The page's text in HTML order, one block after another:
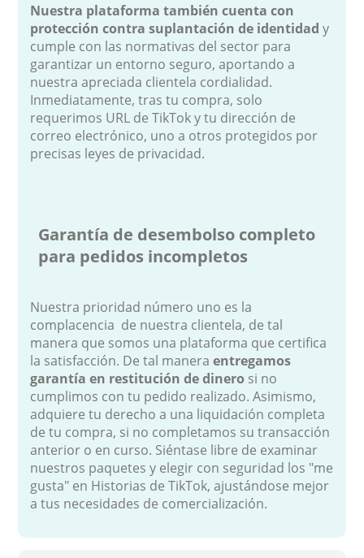
Nuestra plataforma también cuenta con
protección contra suplantación de identidad y
cumple con las normativas del sector para
garantizar un entorno seguro, aportando a
nuestra apreciada clientela cordialidad.
Inmediatamente, tras tu compra, solo
requerimos URL de TikTok y tu dirección de
correo electrónico, uno a otros protegidos por
precisas leyes de privacidad.
Garantía de desembolso completo
para pedidos incompletos
Nuestra prioridad número uno es la
complacencia de nuestra clientela, de tal
manera que somos una plataforma que certifica
la satisfacción. De tal maneraentregamos
garantía en restitución de dinero si no
cumplimos con tu pedido realizado. Asimismo,
adquiere tu derecho a una liquidación completa
de tu compra, si no completamos su transacción
anterior o en curso. Siéntase libre de examinar
nuestros paquetes y elegir con seguridad los "me
gusta" en Historias de TikTok, ajustándose mejor
a tus necesidades de comercialización.